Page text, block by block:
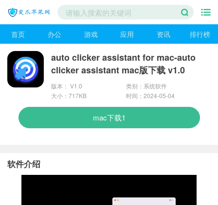
首页 办公 游戏 应用 资讯 排行榜
auto clicker assistant for mac-auto
clicker assistant mac版下载 v1.0
版本： V1.0
类别：系统软件
大小：717KB
时间：2024-05-04
mac下载1
软件介绍